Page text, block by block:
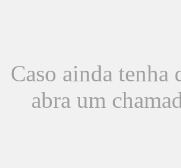
Caso ainda tenha
abra um